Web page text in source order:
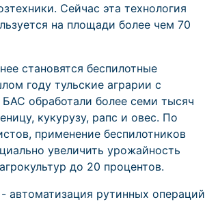
Сейчас эта технология
на площади более чем 70
становятся беспилотные
году тульские аграрии с
обработали более семи тысяч
кукурузу, рапс и овес. По
применение беспилотников
увеличить урожайность
до 20 процентов.
рутинных операций